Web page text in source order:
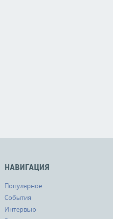
НАВИГАЦИЯ
Популярное
События
Интервью